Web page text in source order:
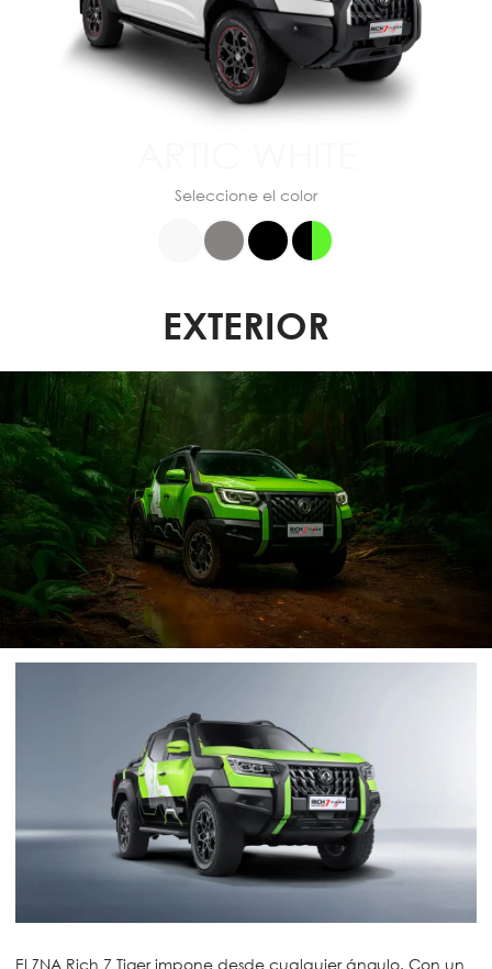
Seleccione el color
EXTERIOR
El ZNA Rich 7 Tiger impone desde cualquier ángulo. Con un